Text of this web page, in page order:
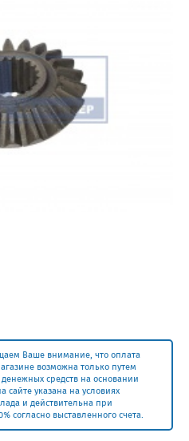
Ваше внимание, что оплата
возможна только путем
средств на основании
сайте указана на условиях
и действительна при
согласно выставленного счета.